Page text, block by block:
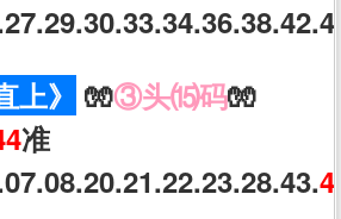
上》 🧤③头⒂码🧤
准